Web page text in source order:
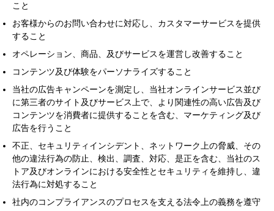
こと
お客様からのお問い合わせに対応し、カスタマーサービスを提供
すること
オペレーション、商品、及びサービスを運営し改善すること
コンテンツ及び体験をパーソナライズすること
当社の広告キャンペーンを測定し、当社オンラインサービス並び
に第三者のサイト及びサービス上で、より関連性の高い広告及び
コンテンツを消費者に提供することを含む、マーケティング及び
広告を行うこと
不正、セキュリティインシデント、ネットワーク上の脅威、その
他の違法行為の防止、検出、調査、対応、是正を含む、当社のス
トア及びオンラインにおける安全性とセキュリティを維持し、違
法行為に対処すること
社内のコンプライアンスのプロセスを支える法令上の義務を遵守